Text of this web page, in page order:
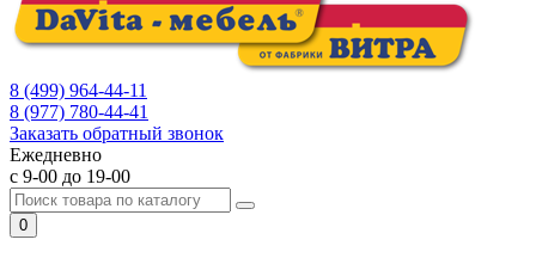
8 (499) 964-44-11
8 (977) 780-44-41
Заказать обратный звонок
Ежедневно
с 9-00 до 19-00
0